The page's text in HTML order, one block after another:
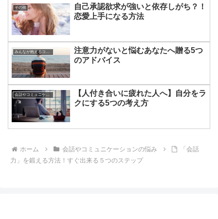
その他
自己承認欲求が強いと依存しがち？！
恋愛上手になる方法
注意力がないと悩むあなたへ贈る5つ
のアドバイス
会話やコミュニケーションの悩み
【人付き合いに疲れた人へ】自分をラ
クにする5つの考え方
ホーム 会話やコミュニケーションの悩み
「会話
力」を鍛える方法！すぐ出来る５つのステップ